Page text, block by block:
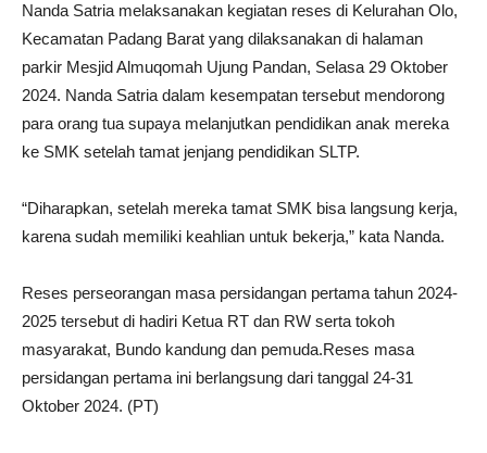
Nanda Satria melaksanakan kegiatan reses di Kelurahan Olo,
Kecamatan Padang Barat yang dilaksanakan di halaman
parkir Mesjid Almuqomah Ujung Pandan, Selasa 29 Oktober
2024. Nanda Satria dalam kesempatan tersebut mendorong
para orang tua supaya melanjutkan pendidikan anak mereka
ke SMK setelah tamat jenjang pendidikan SLTP.
“Diharapkan, setelah mereka tamat SMK bisa langsung kerja,
karena sudah memiliki keahlian untuk bekerja,” kata Nanda.
Reses perseorangan masa persidangan pertama tahun 2024-
2025 tersebut di hadiri Ketua RT dan RW serta tokoh
masyarakat, Bundo kandung dan pemuda.Reses masa
persidangan pertama ini berlangsung dari tanggal 24-31
Oktober 2024. (PT)